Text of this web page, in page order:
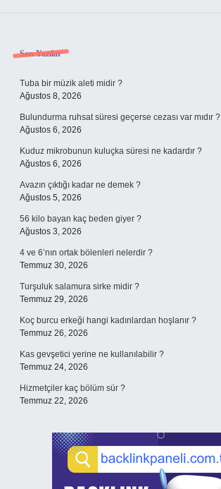
Sidebar
Son Yazılar
Tuba bir müzik aleti midir ?
Ağustos 8, 2026
Bulundurma ruhsat süresi geçerse cezası var mıdır ?
Ağustos 6, 2026
Kuduz mikrobunun kuluçka süresi ne kadardır ?
Ağustos 6, 2026
Avazın çıktığı kadar ne demek ?
Ağustos 5, 2026
56 kilo bayan kaç beden giyer ?
Ağustos 3, 2026
4 ve 6’nın ortak bölenleri nelerdir ?
Temmuz 30, 2026
Turşuluk salamura sirke midir ?
Temmuz 29, 2026
Koç burcu erkeği hangi kadınlardan hoşlanır ?
Temmuz 26, 2026
Kas gevşetici yerine ne kullanılabilir ?
Temmuz 24, 2026
Hizmetçiler kaç bölüm sür ?
Temmuz 22, 2026